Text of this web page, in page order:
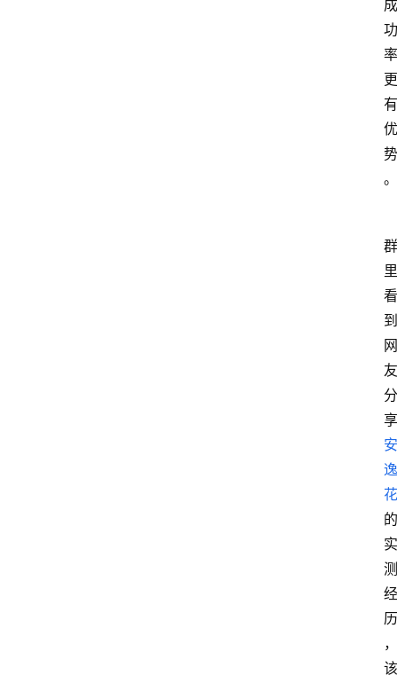
成
功
率
更
有
优
势
。
群
里
看
到
网
友
分
享
安
逸
花
的
实
测
经
历
，
该